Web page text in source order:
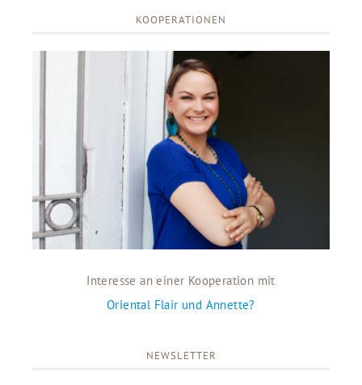
KOOPERATIONEN
Interesse an einer Kooperation mit
Oriental Flair und Annette?
NEWSLETTER